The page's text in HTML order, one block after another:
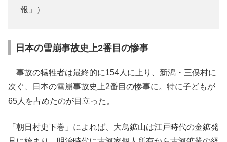
報」）
日本の雪崩事故史上2番目の惨事
事故の犠牲者は最終的に154人に上り、新潟・三俣村に
次ぐ、日本の雪崩事故史上2番目の惨事に。特に子どもが
65人を占めたのが目立った。
「朝日村史下巻」によれば、大鳥鉱山は江戸時代の金鉱発